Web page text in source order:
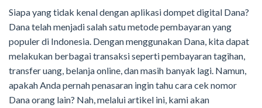
Siapa yang tidak kenal dengan aplikasi dompet digital Dana?
Dana telah menjadi salah satu metode pembayaran yang
populer di Indonesia. Dengan menggunakan Dana, kita dapat
melakukan berbagai transaksi seperti pembayaran tagihan,
transfer uang, belanja online, dan masih banyak lagi. Namun,
apakah Anda pernah penasaran ingin tahu cara cek nomor
Dana orang lain? Nah, melalui artikel ini, kami akan